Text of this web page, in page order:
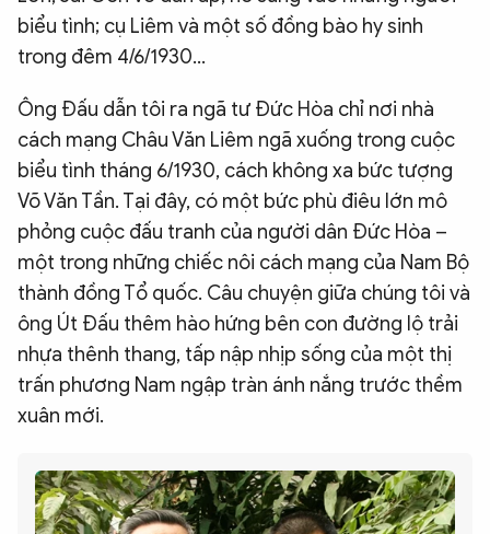
biểu tình; cụ Liêm và một số đồng bào hy sinh
trong đêm 4/6/1930…
Ông Đấu dẫn tôi ra ngã tư Đức Hòa chỉ nơi nhà
cách mạng Châu Văn Liêm ngã xuống trong cuộc
biểu tình tháng 6/1930, cách không xa bức tượng
Võ Văn Tần. Tại đây, có một bức phù điêu lớn mô
phỏng cuộc đấu tranh của người dân Đức Hòa –
một trong những chiếc nôi cách mạng của Nam Bộ
thành đồng Tổ quốc. Câu chuyện giữa chúng tôi và
ông Út Đấu thêm hào hứng bên con đường lộ trải
nhựa thênh thang, tấp nập nhịp sống của một thị
trấn phương Nam ngập tràn ánh nắng trước thềm
xuân mới.